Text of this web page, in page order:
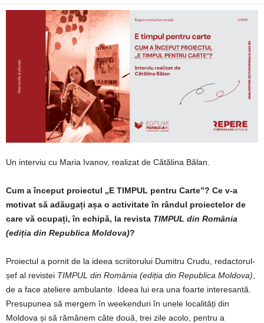
Un interviu cu Maria Ivanov, realizat de Cătălina Bălan.
Cum a început proiectul „E TIMPUL pentru Carte”? Ce v-a
motivat să adăugați așa o activitate în rândul proiectelor de
care vă ocupați, în echipă, la revista TIMPUL din România
(ediția din Republica Moldova)?
Proiectul a pornit de la ideea scriitorului Dumitru Crudu, redactorul-
șef al revistei TIMPUL din România (ediția din Republica Moldova)
de a face ateliere ambulante. Ideea lui era una foarte interesantă.
Presupunea să mergem în weekenduri în unele localități din
Moldova și să rămânem câte două, trei zile acolo, pentru a